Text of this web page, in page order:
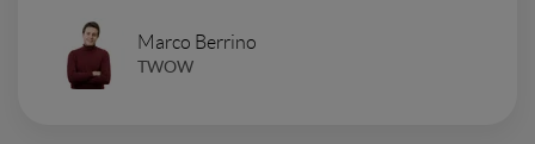
Marco Berrino
TWOW